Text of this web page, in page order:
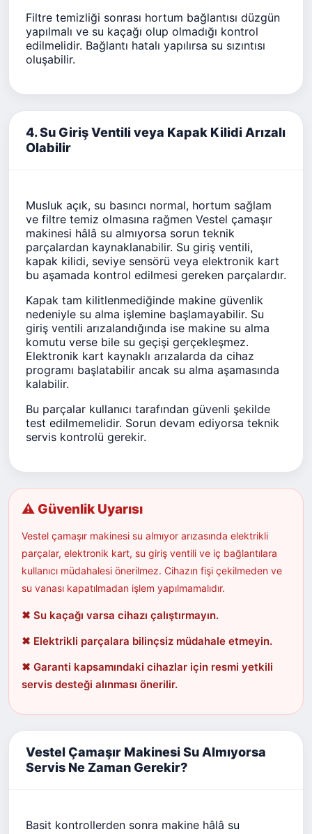
Filtre temizliği sonrası hortum bağlantısı düzgün
yapılmalı ve su kaçağı olup olmadığı kontrol
edilmelidir. Bağlantı hatalı yapılırsa su sızıntısı
oluşabilir.
4. Su Giriş Ventili veya Kapak Kilidi Arızalı
Olabilir
Musluk açık, su basıncı normal, hortum sağlam
ve filtre temiz olmasına rağmen Vestel çamaşır
makinesi hâlâ su almıyorsa sorun teknik
parçalardan kaynaklanabilir. Su giriş ventili,
kapak kilidi, seviye sensörü veya elektronik kart
bu aşamada kontrol edilmesi gereken parçalardır.
Kapak tam kilitlenmediğinde makine güvenlik
nedeniyle su alma işlemine başlamayabilir. Su
giriş ventili arızalandığında ise makine su alma
komutu verse bile su geçişi gerçekleşmez.
Elektronik kart kaynaklı arızalarda da cihaz
programı başlatabilir ancak su alma aşamasında
kalabilir.
Bu parçalar kullanıcı tarafından güvenli şekilde
test edilmemelidir. Sorun devam ediyorsa teknik
servis kontrolü gerekir.
⚠ Güvenlik Uyarısı
Vestel çamaşır makinesi su almıyor arızasında elektrikli
parçalar, elektronik kart, su giriş ventili ve iç bağlantılara
kullanıcı müdahalesi önerilmez. Cihazın fişi çekilmeden ve
su vanası kapatılmadan işlem yapılmamalıdır.
✖ Su kaçağı varsa cihazı çalıştırmayın.
✖ Elektrikli parçalara bilinçsiz müdahale etmeyin.
✖ Garanti kapsamındaki cihazlar için resmi yetkili
servis desteği alınması önerilir.
Vestel Çamaşır Makinesi Su Almıyorsa
Servis Ne Zaman Gerekir?
Basit kontrollerden sonra makine hâlâ su